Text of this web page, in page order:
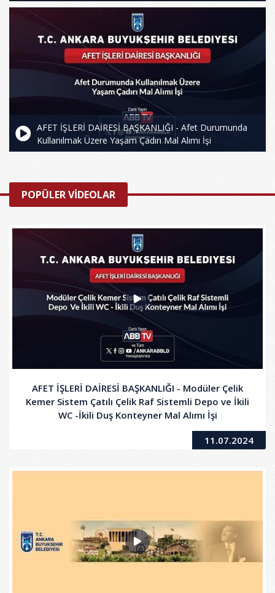
AFET İŞLERİ DAİRESİ BAŞKANLIĞI - Afet Durumunda
Kullanılmak Üzere Yaşam Çadırı Mal Alımı İşi
POPÜLER VİDEOLAR
AFET İŞLERİ DAİRESİ BAŞKANLIĞI - Modüler Çelik
Kemer Sistem Çatılı Çelik Raf Sistemli Depo ve İkili
WC -İkili Duş Konteyner Mal Alımı İşi
11.07.2024